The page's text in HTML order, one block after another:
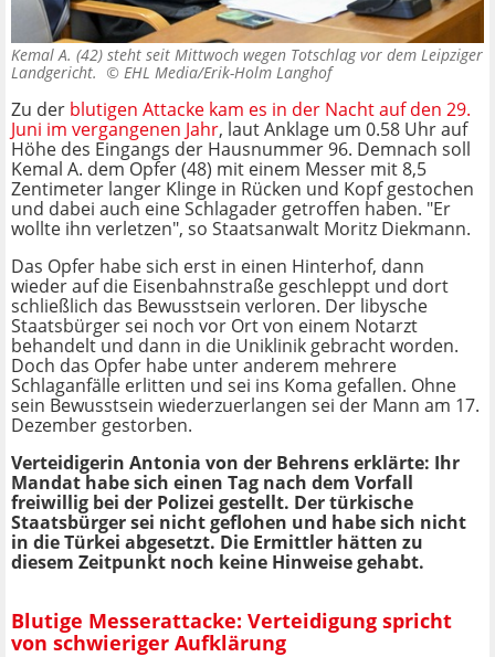
Kemal A. (42) steht seit Mittwoch wegen Totschlag vor dem Leipziger
Landgericht. © EHL Media/Erik-Holm Langhof
Zu der blutigen Attacke kam es in der Nacht auf den 29.
Juni im vergangenen Jahr, laut Anklage um 0.58 Uhr auf
Höhe des Eingangs der Hausnummer 96. Demnach soll
Kemal A. dem Opfer (48) mit einem Messer mit 8,5
Zentimeter langer Klinge in Rücken und Kopf gestochen
und dabei auch eine Schlagader getroffen haben. "Er
wollte ihn verletzen", so Staatsanwalt Moritz Diekmann.
Das Opfer habe sich erst in einen Hinterhof, dann
wieder auf die Eisenbahnstraße geschleppt und dort
schließlich das Bewusstsein verloren. Der libysche
Staatsbürger sei noch vor Ort von einem Notarzt
behandelt und dann in die Uniklinik gebracht worden.
Doch das Opfer habe unter anderem mehrere
Schlaganfälle erlitten und sei ins Koma gefallen. Ohne
sein Bewusstsein wiederzuerlangen sei der Mann am 17.
Dezember gestorben.
Verteidigerin Antonia von der Behrens erklärte: Ihr
Mandat habe sich einen Tag nach dem Vorfall
freiwillig bei der Polizei gestellt. Der türkische
Staatsbürger sei nicht geflohen und habe sich nicht
in die Türkei abgesetzt. Die Ermittler hätten zu
diesem Zeitpunkt noch keine Hinweise gehabt.
Blutige Messerattacke: Verteidigung spricht
von schwieriger Aufklärung